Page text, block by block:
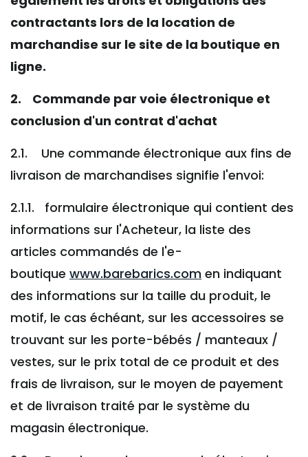
contractants lors de la location de
marchandise sur le site de la boutique en
ligne.
2. Commande par voie électronique et
conclusion d'un contrat d'achat
2.1. Une commande électronique aux fins de
livraison de marchandises signifie l'envoi:
2.1.1. formulaire électronique qui contient des
informations sur l'Acheteur, la liste des
articles commandés de l'e-
boutique www.barebarics.com en indiquant
des informations sur la taille du produit, le
motif, le cas échéant, sur les accessoires se
trouvant sur les porte-bébés / manteaux /
vestes, sur le prix total de ce produit et des
frais de livraison, sur le moyen de payement
et de livraison traité par le système du
magasin électronique.